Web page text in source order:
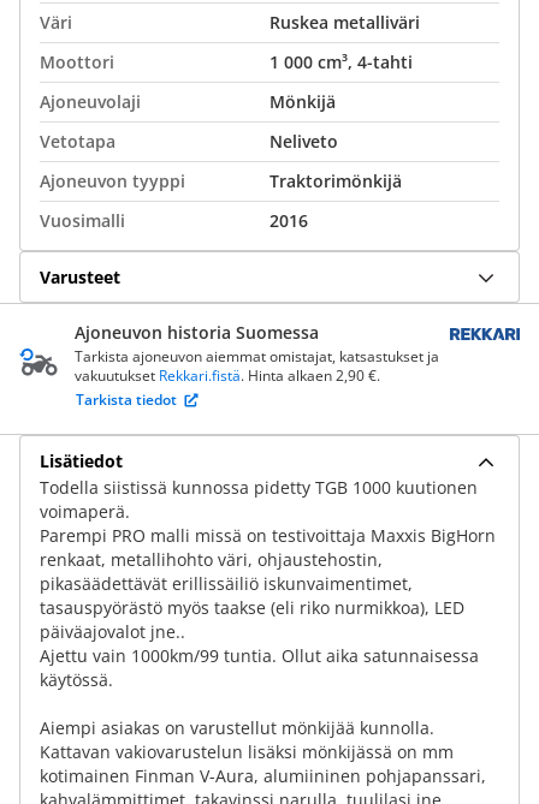
Väri
Ruskea metalliväri
Moottori
1 000 cm³, 4-tahti
Ajoneuvolaji
Mönkijä
Vetotapa
Neliveto
Ajoneuvon tyyppi
Traktorimönkijä
Vuosimalli
2016
Varusteet
Ajoneuvon historia Suomessa
Tarkista ajoneuvon aiemmat omistajat, katsastukset ja
vakuutukset Rekkari.fistä. Hinta alkaen 2,90 €.
Tarkista tiedot
Lisätiedot
Todella siistissä kunnossa pidetty TGB 1000 kuutionen
voimaperä.
Parempi PRO malli missä on testivoittaja Maxxis BigHorn
renkaat, metallihohto väri, ohjaustehostin,
pikasäädettävät erillissäiliö iskunvaimentimet,
tasauspyörästö myös taakse (eli riko nurmikkoa), LED
päiväajovalot jne..
Ajettu vain 1000km/99 tuntia. Ollut aika satunnaisessa
käytössä.
Aiempi asiakas on varustellut mönkijää kunnolla.
Kattavan vakiovarustelun lisäksi mönkijässä on mm
kotimainen Finman V-Aura, alumiininen pohjapanssari,